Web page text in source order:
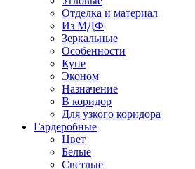
Отделка и материал
Из МДФ
Зеркальные
Особенности
Купе
Эконом
Назначение
В коридор
Для узкого коридора
Гардеробные
Цвет
Белые
Светлые